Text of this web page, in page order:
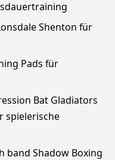
Shenton für
Pads für
Bat Gladiators
spielerische
band Shadow Boxing